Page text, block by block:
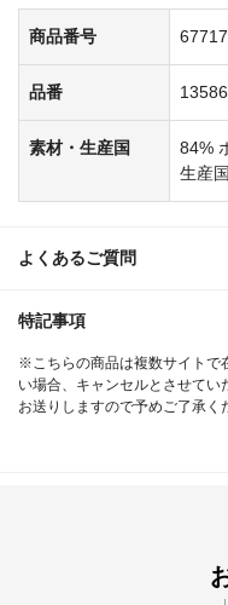
商品番号
品番
素材・生産国
84%
生産
よくあるご質問
特記事項
※こちらの商品は複数サイトで
い場合、キャンセルとさせて
お送りしますので予めご了承く